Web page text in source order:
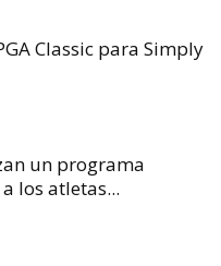
Classic para Simply
un programa
los atletas...